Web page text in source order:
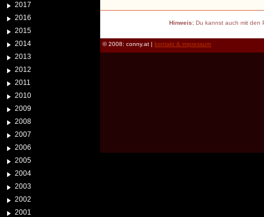
2017
2016
2015
2014
2013
2012
2011
2010
2009
2008
2007
2006
2005
2004
2003
2002
2001
Hinweis:Du kannst auch mit den
© 2008: conny.at | kontakt & impressum